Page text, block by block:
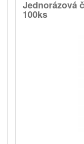
Jednorázová
100ks